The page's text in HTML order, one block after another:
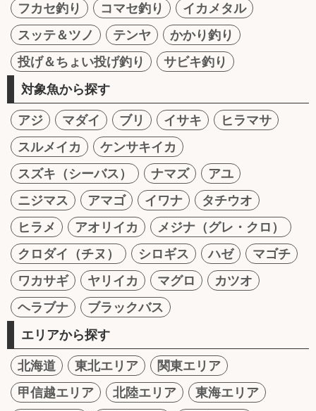
フカセ釣り
コマセ釣り
イカメタル
スッテ＆ツノ
テンヤ
かかり釣り
投げ＆ちょい投げ釣り
サビキ釣り
対象魚から探す
アジ マダイ ブリ イサキ
ヒラマサ
スルメイカ
ケンサキイカ
スズキ（シーバス）
ナマズ
アユ
ニジマス
アマゴ イワナ
タチウオ
ヒラメ
アオリイカ
メジナ（グレ・クロ）
クロダイ（チヌ）
シロギス ハゼ
マゴチ
ワカサギ
ヤリイカ マグロ
カツオ
ヘラブナ
ブラックバス
エリアから探す
北海道 東北エリア
関東エリア
甲信越エリア
北陸エリア
東海エリア